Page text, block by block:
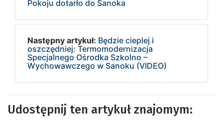
Pokoju dotarło do Sanoka
Następny artykuł: Będzie cieplej i
oszczędniej: Termomodernizacja
Specjalnego Ośrodka Szkolno –
Wychowawczego w Sanoku (VIDEO)
Udostępnij ten artykuł znajomym: